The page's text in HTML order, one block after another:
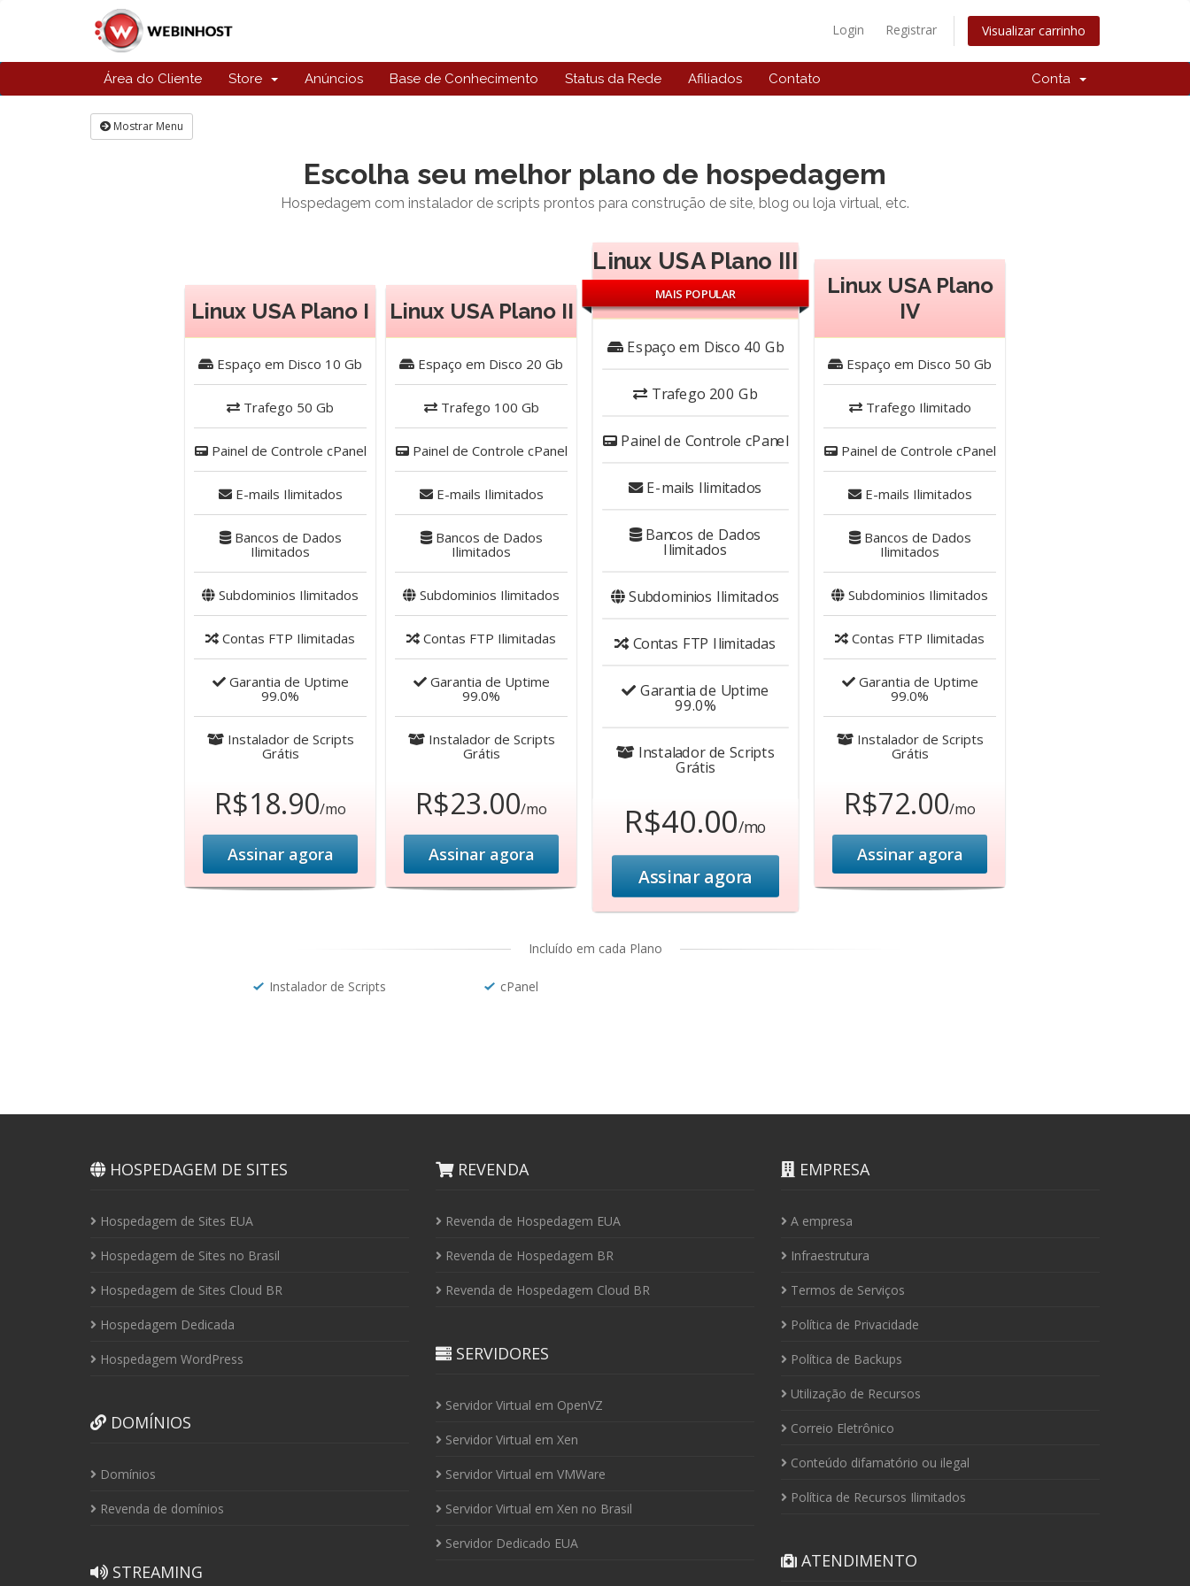
Login Registrar Visualizar carrinho
Área do Cliente Store Anúncios Base de Conhecimento Status da Rede Afiliados Contato Conta
Mostrar Menu
Escolha seu melhor plano de hospedagem
Hospedagem com instalador de scripts prontos para construção de site, blog ou loja virtual, etc.
Linux USA Plano I
Espaço em Disco 10 Gb
Trafego 50 Gb
Painel de Controle cPanel
E-mails Ilimitados
Bancos de Dados
Ilimitados
Subdominios Ilimitados
Contas FTP Ilimitadas
Garantia de Uptime
99.0%
Instalador de Scripts
Grátis
R$18.90/mo
Assinar agora
Linux USA Plano II
Espaço em Disco 20 Gb
Trafego 100 Gb
Painel de Controle cPanel
E-mails Ilimitados
Bancos de Dados
Ilimitados
Subdominios Ilimitados
Contas FTP Ilimitadas
Garantia de Uptime
99.0%
Instalador de Scripts
Grátis
R$23.00/mo
Assinar agora
Linux USA Plano III
MAIS POPULAR
Espaço em Disco 40 Gb
Trafego 200 Gb
Painel de Controle cPanel
E-mails Ilimitados
Bancos de Dados
Ilimitados
Subdominios Ilimitados
Contas FTP Ilimitadas
Garantia de Uptime
99.0%
Instalador de Scripts
Grátis
R$40.00/mo
Assinar agora
Linux USA Plano
IV
Espaço em Disco 50 Gb
Trafego Ilimitado
Painel de Controle cPanel
E-mails Ilimitados
Bancos de Dados
Ilimitados
Subdominios Ilimitados
Contas FTP Ilimitadas
Garantia de Uptime
99.0%
Instalador de Scripts
Grátis
R$72.00/mo
Assinar agora
Incluído em cada Plano
Instalador de Scripts cPanel
HOSPEDAGEM DE SITES
Hospedagem de Sites EUA
Hospedagem de Sites no Brasil
Hospedagem de Sites Cloud BR
Hospedagem Dedicada
Hospedagem WordPress
DOMÍNIOS
Domínios
Revenda de domínios
STREAMING
REVENDA
Revenda de Hospedagem EUA
Revenda de Hospedagem BR
Revenda de Hospedagem Cloud BR
SERVIDORES
Servidor Virtual em OpenVZ
Servidor Virtual em Xen
Servidor Virtual em VMWare
Servidor Virtual em Xen no Brasil
Servidor Dedicado EUA
EMPRESA
A empresa
Infraestrutura
Termos de Serviços
Política de Privacidade
Política de Backups
Utilização de Recursos
Correio Eletrônico
Conteúdo difamatório ou ilegal
Política de Recursos Ilimitados
ATENDIMENTO